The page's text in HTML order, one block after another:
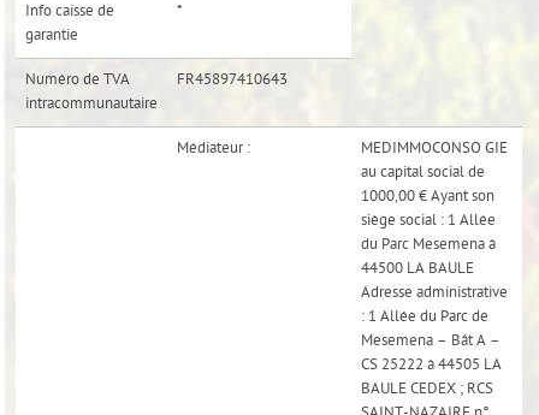
Info caisse de
garantie
*
Numéro de TVA
intracommunautaire
FR45897410643
Médiateur :
MEDIMMOCONSO GIE
au capital social de
1000,00 € Ayant son
siège social : 1 Allée
du Parc Mesemena à
44500 LA BAULE
Adresse administrative
: 1 Allée du Parc de
Mesemena – Bât A –
CS 25222 à 44505 LA
BAULE CEDEX ; RCS